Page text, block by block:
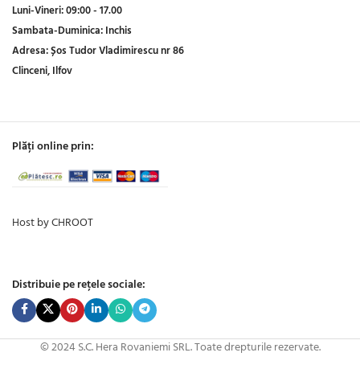
Luni-Vineri:09:00 - 17.00
Sambata-Duminica:Inchis
Adresa:Șos Tudor Vladimirescu nr 86
Clinceni, Ilfov
Plăți online prin:
Host by CHROOT
Distribuie pe rețele sociale:
© 2024 S.C. Hera Rovaniemi SRL. Toate drepturile rezervate.